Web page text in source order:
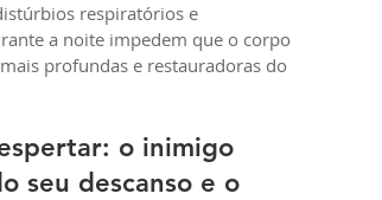
respiratórios e
a noite impedem que o corpo
profundas e restauradoras do
o inimigo
seu descanso e o